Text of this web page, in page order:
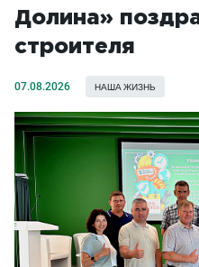
Долина»
строителя
07.08.2026 НАША ЖИЗНЬ